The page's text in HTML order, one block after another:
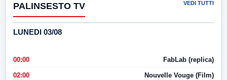
PALINSESTO TV VEDI TUTTI
LUNEDI 03/08
00:00 FabLab (replica)
02:00 Nouvelle Vouge (Film)